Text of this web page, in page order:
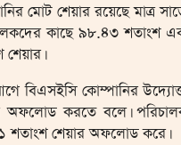
মোট শেয়ার রয়েছে মাত্র
কাছে ৯৮.৪৩ শতাংশ
বিএসইসি কোম্পানির
অফলোড করতে বলে।
শতাংশ শেয়ার অফলোড করে।